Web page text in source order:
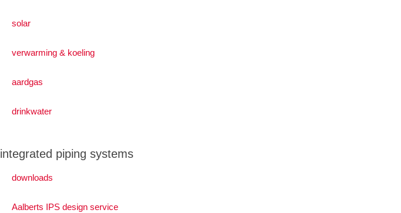
solar
verwarming & koeling
aardgas
drinkwater
integrated piping systems
downloads
Aalberts IPS design service